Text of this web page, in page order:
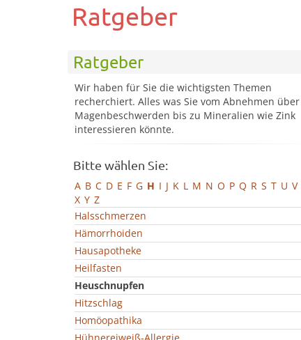
Ratgeber
Ratgeber
Wir haben für Sie die wichtigsten Themen
recherchiert. Alles was Sie vom Abnehmen über
Magenbeschwerden bis zu Mineralien wie Zink
interessieren könnte.
Bitte wählen Sie:
A B C D E F G H I J K L M N O P Q R S T U V
X Y Z
Halsschmerzen
Hämorrhoiden
Hausapotheke
Heilfasten
Heuschnupfen
Hitzschlag
Homöopathika